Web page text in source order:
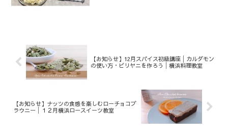
【お知らせ】12月スパイス初級講座│カルダモン
の使い方・ビリヤニを作ろう│横浜料理教室
【お知らせ】ナッツの食感を楽しむローチョコブ
ラウニー│１２月横浜ロースイーツ教室